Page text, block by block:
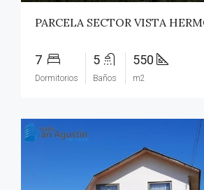
PARCELA SECTOR VISTA
7
Dormitorios
5
Baños
550
m2